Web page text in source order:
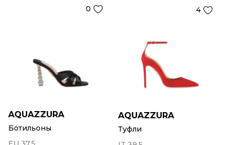
0
AQUAZZURA
Ботильоны
4
AQUAZZURA
Туфли